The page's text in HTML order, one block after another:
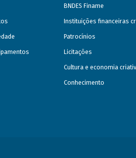
BNDES Finame
Instituições financeiras
Patrocínios
Licitações
Cultura e economia
Conhecimento